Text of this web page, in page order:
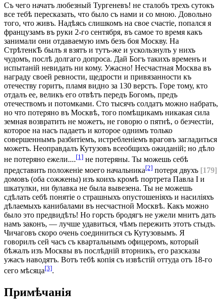
Съ чего начатъ любезный Тургеневъ! не сталобъ трехъ сутокъ
все тебѣ пересказать, что было съ нами и со мною. Довольно
того, что живъ. Надѣясь слишкомъ на свое счастіе, попался я
французамъ въ руки 2-го сентября, въ самое то время какъ
занимали они отдаваемую имъ безъ боя Москву. На
СтрѣтенкѢ былъ я взятъ и тутъ-же и ускользнулъ у нихъ
чудомъ, послѣ долгаго допроса. Дай Богъ такихъ временъ и
испытаній невидать ни кому. Ужасно! Несчастная Москва въ
награду своей ревности, щедрости и привязанности къ
отечеству горитъ, пламя видно за 130 верстъ. Горе тому, кто
отдалъ ее, великъ его отвѣтъ передъ Богомъ, предъ
отечествомъ и потомками. Сто тысячъ солдатъ можно набрать,
но что потеряно въ Москвѣ, того помѣщикамъ никакая сила
земная возвратить не можетъ, не говорю о пятнѣ, о безчестіи,
которое на насъ падаетъ и которое однимъ только
совершеннымъ разбитіемъ, истребленіемъ враговъ загладиться
можетъ. Неоправдалъ Кутузовъ всеобщихъ ожиданій; но дѣло
не потеряно ежели....[1] не потеряны. Ты можешь себѣ
представить положеніе моего начальника[2] потеря двухъ [179]
домовъ (оба сожжены) изъ коихъ кромѣ портрета Павла I и
шкатулки, ни булавка не была вывезена. Ты не можешь
сдѣлать себѣ понятіе о страшныхъ опустошеніяхъ и насиліяхъ
дѣлаемыхъ канибалами въ несчастной Москвѣ. Какъ можно
было это предвидѣть! Но горсть бродягъ не ужели мнитъ дать
намъ законъ, — лучше удавиться, чѣмъ пережить этотъ стыдъ.
Чичаговъ скоро очень соединиться съ Кутузовымъ. Я
говорилъ сей часъ съ квартальнымъ офицеромъ, который
бѣжалъ изъ Москвы въ послѣдній вторникъ, его разсказы
ужасъ наводятъ. Вотъ тебѣ копія съ извѣстій оттуда отъ 18-го
сего мѣсяца[3].
Примѣчанія